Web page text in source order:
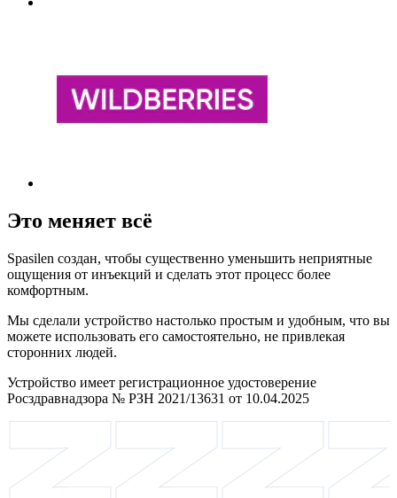
Это меняет всё
Spasilen создан, чтобы существенно уменьшить неприятные
ощущения от инъекций и сделать этот процесс более
комфортным.
Мы сделали устройство настолько простым и удобным, что вы
можете использовать его самостоятельно, не привлекая
сторонних людей.
Устройство имеет регистрационное удостоверение
Росздравнадзора № РЗН 2021/13631 от 10.04.2025